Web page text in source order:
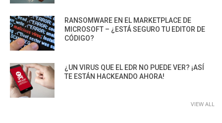
RANSOMWARE EN EL MARKETPLACE DE
MICROSOFT – ¿ESTÁ SEGURO TU EDITOR DE
CÓDIGO?
¿UN VIRUS QUE EL EDR NO PUEDE VER? ¡ASÍ
TE ESTÁN HACKEANDO AHORA!
VIEW ALL